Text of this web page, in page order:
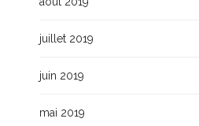
juillet 2019
juin 2019
mai 2019